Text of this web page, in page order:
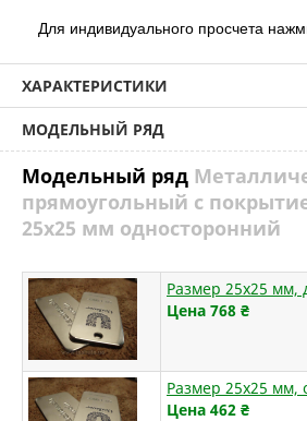
Для индивидуального просчета
ХАРАКТЕРИСТИКИ
МОДЕЛЬНЫЙ РЯД
Модельный ряд
прямоугольный с
25х25 мм односторонний
Размер 25х25 мм,
Цена 768 ₴
Размер 25х25 мм,
Цена 462 ₴